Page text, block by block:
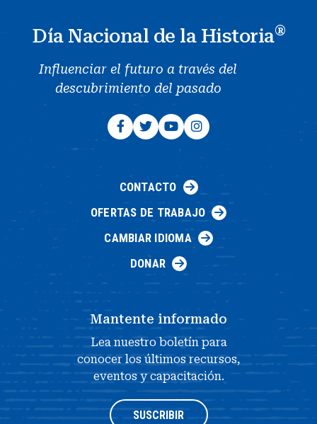
Día Nacional de la Historia®
Influenciar el futuro a través del
descubrimiento del pasado
CONTACTO
OFERTAS DE TRABAJO
CAMBIAR IDIOMA
DONAR
Mantente informado
Lea nuestro boletín para
conocer los últimos recursos,
eventos y capacitación.
SUSCRIBIR